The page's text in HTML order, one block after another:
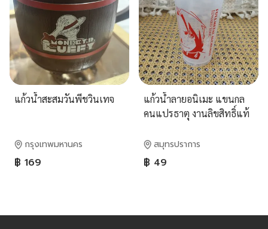
แก้วน้ำสะสมวันพีชวินเทจ
กรุงเทพมหานคร
฿ 169
แก้วน้ำลายอนิเมะ แขนกล
คนแปรธาตุ งานลิขสิทธิ์แท้
สมุทรปราการ
฿ 49